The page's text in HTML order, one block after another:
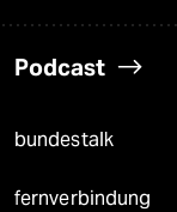
Podcast
bundestalk
fernverbindung